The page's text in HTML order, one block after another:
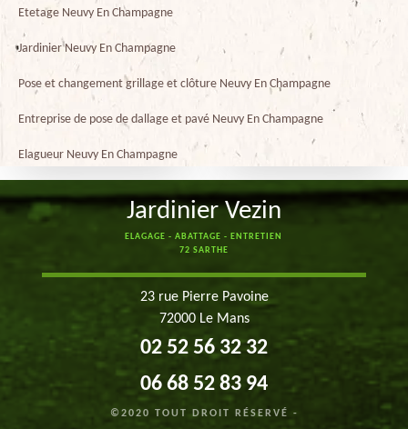
Etetage Neuvy En Champagne
Jardinier Neuvy En Champagne
Pose et changement grillage et clôture Neuvy En Champagne
Entreprise de pose de dallage et pavé Neuvy En Champagne
Elagueur Neuvy En Champagne
Jardinier Vezin
ELAGAGE - ABATTAGE - ENTRETIEN
72 SARTHE
23 rue Pierre Pavoine
72000 Le Mans
02 52 56 32 32
06 68 52 83 94
©2020 TOUT DROIT RÉSERVÉ -